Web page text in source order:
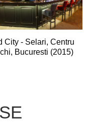
City - Selari, Centru
Bucuresti (2015)